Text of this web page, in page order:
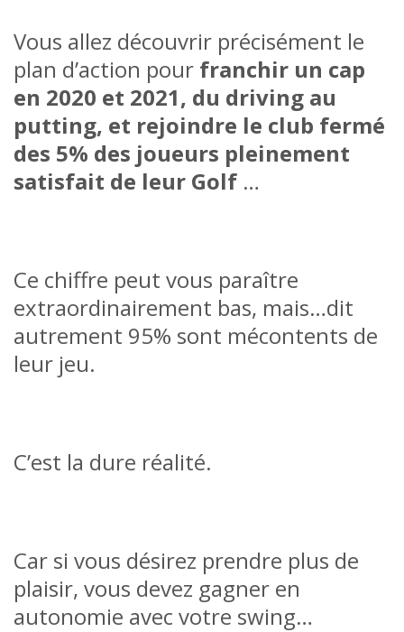
Vous allez découvrir précisément le
plan d’action pour franchir un cap
en 2020 et 2021, du driving au
putting, et rejoindre le club fermé
des 5% des joueurs pleinement
satisfait de leur Golf …
Ce chiffre peut vous paraître
extraordinairement bas, mais…dit
autrement 95% sont mécontents de
leur jeu.
C’est la dure réalité.
Car si vous désirez prendre plus de
plaisir, vous devez gagner en
autonomie avec votre swing…